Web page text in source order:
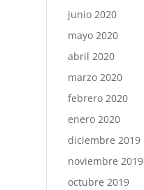
junio 2020
mayo 2020
abril 2020
marzo 2020
febrero 2020
enero 2020
diciembre 2019
noviembre 2019
octubre 2019